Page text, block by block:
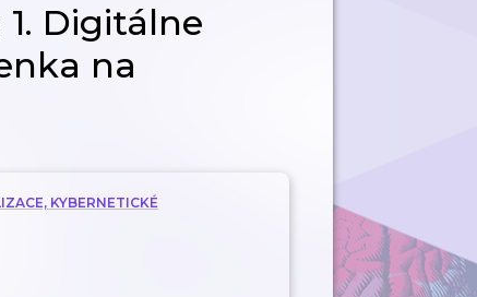
Digitálne
na
KYBERNETICKÉ